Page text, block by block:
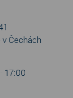
Čechách
17:00